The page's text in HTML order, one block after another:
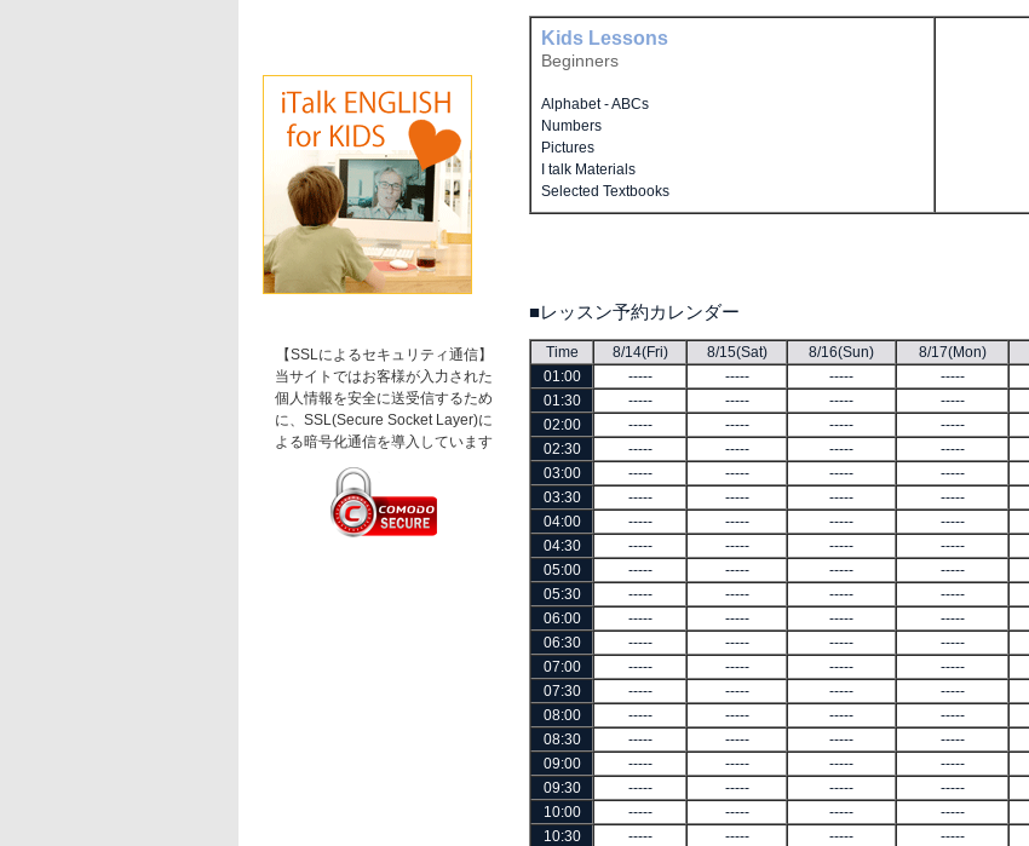
【SSLによるセキュリティ通信】
当サイトではお客様が入力された
個人情報を安全に送受信するため
に、SSL(Secure Socket Layer)に
よる暗号化通信を導入しています
Kids Lessons
Beginners
Alphabet - ABCs
Numbers
Pictures
I talk Materials
Selected Textbooks
■レッスン予約カレンダー
Time 8/14(Fri) 8/15(Sat) 8/16(Sun) 8/17(Mon)
01:00
----- ----- ----- -----
01:30
----- ----- ----- -----
02:00
----- ----- ----- -----
02:30
----- ----- ----- -----
03:00
----- ----- ----- -----
03:30
----- ----- ----- -----
04:00
----- ----- ----- -----
04:30
----- ----- ----- -----
05:00
----- ----- ----- -----
05:30
----- ----- ----- -----
06:00
----- ----- ----- -----
06:30
----- ----- ----- -----
07:00
----- ----- ----- -----
07:30
----- ----- ----- -----
08:00
----- ----- ----- -----
08:30
----- ----- ----- -----
09:00
----- ----- ----- -----
09:30
----- ----- ----- -----
10:00
----- ----- ----- -----
10:30
----- ----- ----- -----